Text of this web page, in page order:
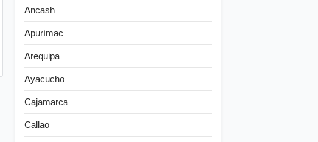
Ancash
Apurímac
Arequipa
Ayacucho
Cajamarca
Callao